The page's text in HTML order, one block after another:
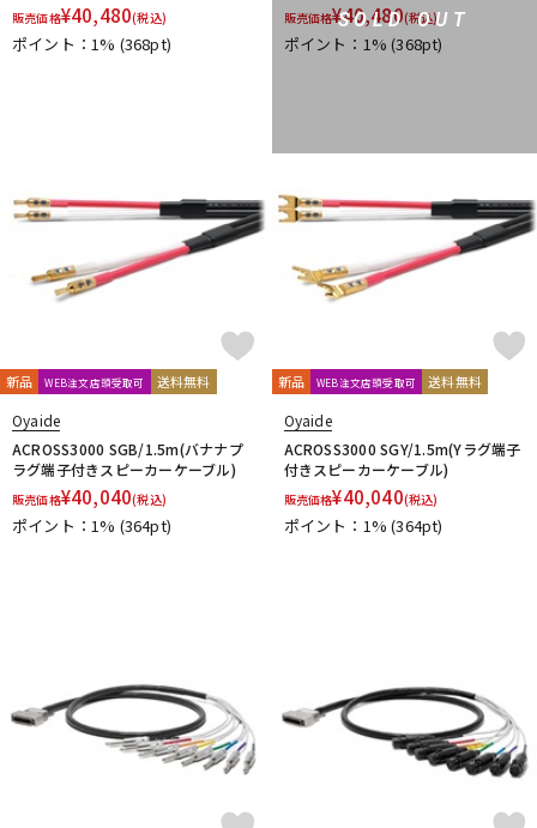
販売価格¥40,480(税込)
ポイント：1% (368pt)
SOLD OUT
販売価格¥40,480(税込)
ポイント：1%(368pt)
新品 WEB注文店頭受取可 送料無料
Oyaide
ACROSS3000 SGB/1.5m(バナナプ
ラグ端子付きスピーカーケーブル)
販売価格¥40,040(税込)
ポイント：1% (364pt)
新品 WEB注文店頭受取可 送料無料
Oyaide
ACROSS3000 SGY/1.5m(Yラグ端子
付きスピーカーケーブル)
販売価格¥40,040(税込)
ポイント：1%(364pt)